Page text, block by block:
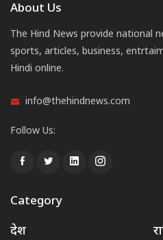
About Us
The Hind News provide national
sports, articles, business,
Hindi online.
info@thehindnews.com
Follow Us:
Category
देश